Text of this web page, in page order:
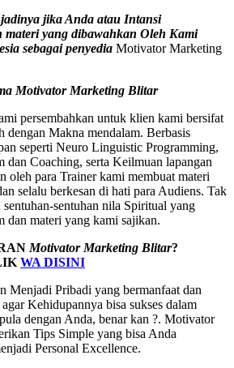
jika Anda atau Intansi
materi yang dibawahkan Oleh Kami
sebagai penyedia Motivator Marketing
Motivator Marketing Blitar
persembahkan untuk klien kami bersifat
dengan Makna mendalam. Berbasis
seperti Neuro Linguistic Programming,
dan Coaching, serta Keilmuan lapangan
oleh para Trainer kami membuat materi
selalu berkesan di hati para Audiens. Tak
sentuhan nila Spiritual yang
dan materi yang kami sajikan.
Motivator Marketing Blitar?
WA DISINI
Menjadi Pribadi yang bermanfaat dan
Kehidupannya bisa sukses dalam
dengan Anda, benar kan ?. Motivator
Tips Simple yang bisa Anda
Personal Excellence.